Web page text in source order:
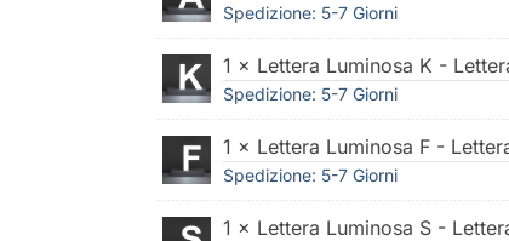
Spedizione: 5-7 Giorni
1 × Lettera Luminosa K -
Spedizione: 5-7 Giorni
1 × Lettera Luminosa F -
Spedizione: 5-7 Giorni
1 × Lettera Luminosa S -